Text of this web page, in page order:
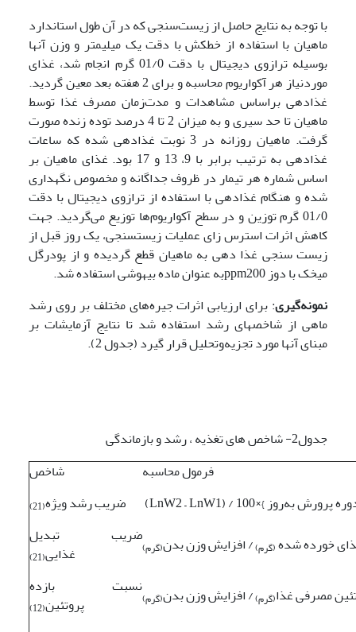
با توجه به نتایج حاصل از زیست‌سنجی که در آن طول استاندارد
ماهیان با استفاده از خط­کش با دقت یک میلیمتر و وزن آنها
بوسیله ترازوی دیجیتال با دقت 01/0 گرم انجام شد، غذای
موردنیاز هر آکواریوم محاسبه و برای 2 هفته بعد معین گردید.
غذادهی براساس مشاهدات و مدت‌زمان مصرف غذا توسط
ماهیان تا حد سیری و به میزان 2 تا 4 درصد توده زنده صورت
گرفت. ماهیان روزانه در 3 نوبت غذادهی شده که ساعات
غذادهی به ترتیب برابر با 9، 13 و 17 بود. غذای ماهیان بر
اساس شماره هر تیمار در ظروف جداگانه و مخصوص نگهداری
شده و هنگام غذادهی با استفاده از ترازوی دیجیتال با دقت
01/0 گرم توزین و در سطح آکواریوم‌ها توزیع می‌گردید. جهت
کاهش اثرات استرس زای عملیات زیست­سنجی، یک روز قبل از
زیست سنجی غذا دهی به ماهیان قطع گردیده و از پودرگل
میخک با دوز ppm200به عنوان ماده بیهوشی استفاده شد.
نمونه‌گیری: برای ارزیابی اثرات جیره‌های مختلف بر روی رشد
ماهی از شاخصهای رشد استفاده شد تا نتایج آزمایشات بر
مبنای آنها مورد تجزیه‌وتحلیل قرار گیرد (جدول 2).
جدول2- شاخص های تغذیه ، رشد و بازماندگی
شاخص
فرمول محاسبه
ضریب رشد ویژه(
21
)
ضریب تبدیل
غذایی(
21
)
خورده شده(گرم)/ افزایش وزن بدن(گرم)
نسبت بازده
پروتئین(
12
)
مصرفی غذا(گرم)/ افزایش وزن بدن(گرم)